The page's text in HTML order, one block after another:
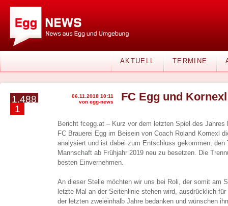
AKTUELL TERMINE
1.488
1
06.11.2018 10:11
von egg-news
FC Egg und
Bericht fcegg.at – Kurz vor dem letzten Spiel des Jahres
FC Brauerei Egg im Beisein von Coach Roland Kornexl
analysiert und ist dabei zum Entschluss gekommen, den
Mannschaft ab Frühjahr 2019 neu zu besetzen. Die
besten Einvernehmen.
An dieser Stelle möchten wir uns bei Roli, der somit am
letzte Mal an der Seitenlinie stehen wird, ausdrücklich
der letzten zweieinhalb Jahre bedanken und wünschen